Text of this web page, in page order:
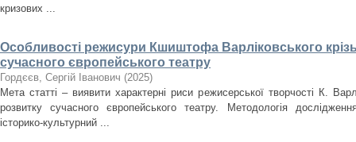
кризових ...
Особливості режисури Кшиштофа Варліковського
сучасного європейського театру
Гордєєв, Сергій Іванович (2025)
Мета статті – виявити характерні риси режисерської творчості К.
розвитку сучасного європейського театру. Методологія
історико-культурний ...